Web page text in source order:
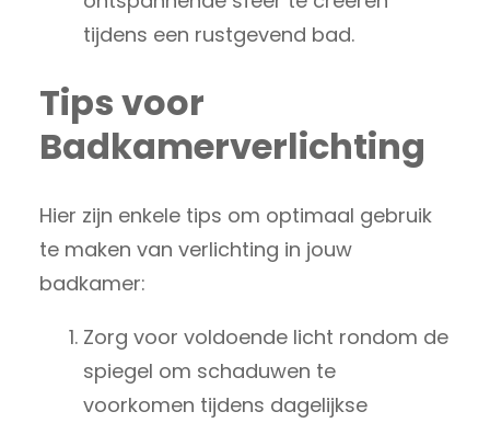
tijdens een rustgevend bad.
Tips voor
Badkamerverlichting
Hier zijn enkele tips om optimaal gebruik
te maken van verlichting in jouw
badkamer:
Zorg voor voldoende licht rondom de
spiegel om schaduwen te
voorkomen tijdens dagelijkse